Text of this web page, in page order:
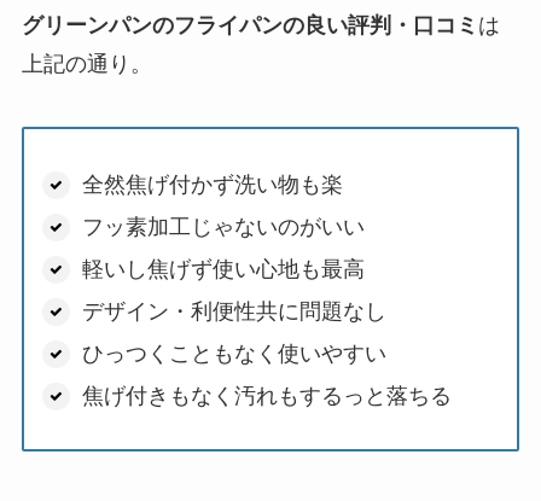
グリーンパンのフライパンの良い評判・口コミ は
上記の通り。
全然焦げ付かず洗い物も楽
フッ素加工じゃないのがいい
軽いし焦げず使い心地も最高
デザイン・利便性共に問題なし
ひっつくこともなく使いやすい
焦げ付きもなく汚れもするっと落ちる